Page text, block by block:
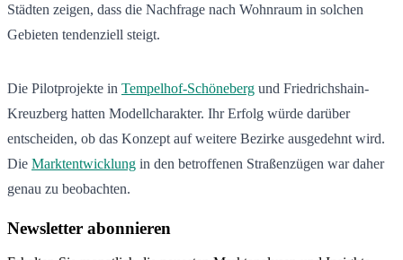
Städten zeigen, dass die Nachfrage nach Wohnraum in solchen
Gebieten tendenziell steigt.
Die Pilotprojekte in Tempelhof-Schöneberg und Friedrichshain-
Kreuzberg hatten Modellcharakter. Ihr Erfolg würde darüber
entscheiden, ob das Konzept auf weitere Bezirke ausgedehnt wird.
Die Marktentwicklung in den betroffenen Straßenzügen war daher
genau zu beobachten.
Newsletter abonnieren